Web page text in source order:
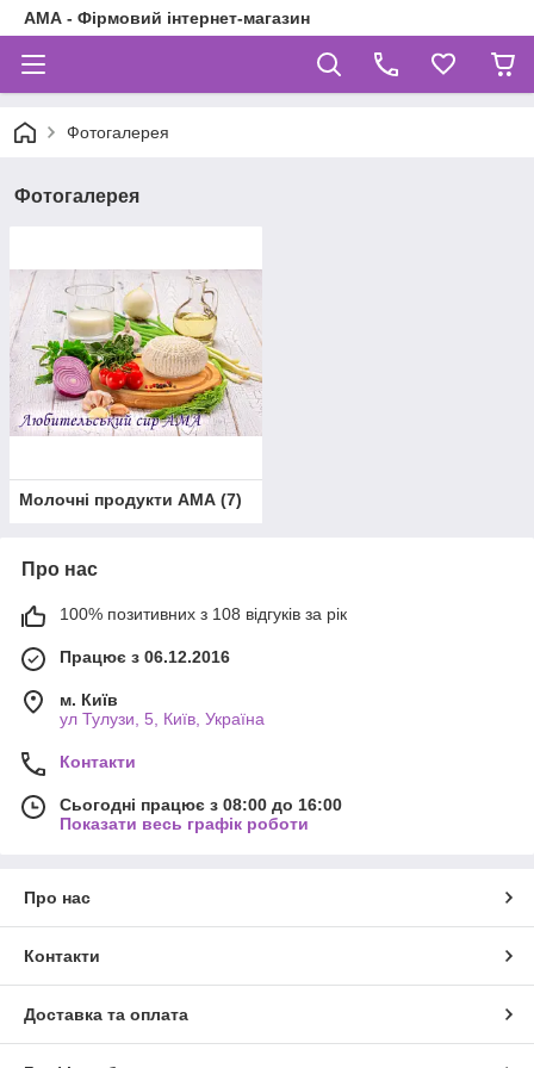
АМА - Фірмовий інтернет-магазин
Фотогалерея
Фотогалерея
Молочні продукти АМА (7)
Про нас
100% позитивних з 108 відгуків за рік
Працює з 06.12.2016
м. Київ
ул Тулузи, 5, Київ, Україна
Контакти
Сьогодні працює з 08:00 до 16:00
Показати весь графік роботи
Про нас
Контакти
Доставка та оплата